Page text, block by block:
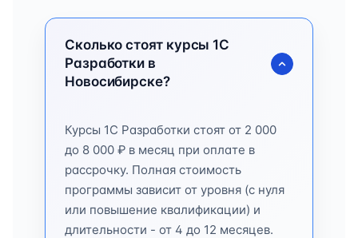
Сколько стоят курсы 1C
Разработки в
Новосибирске?
Курсы 1C Разработки стоят от 2 000
до 8 000 ₽ в месяц при оплате в
рассрочку. Полная стоимость
программы зависит от уровня (с нуля
или повышение квалификации) и
длительности - от 4 до 12 месяцев.